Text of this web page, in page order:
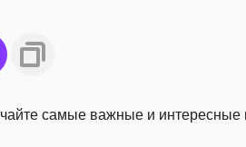
самые важные и интересные